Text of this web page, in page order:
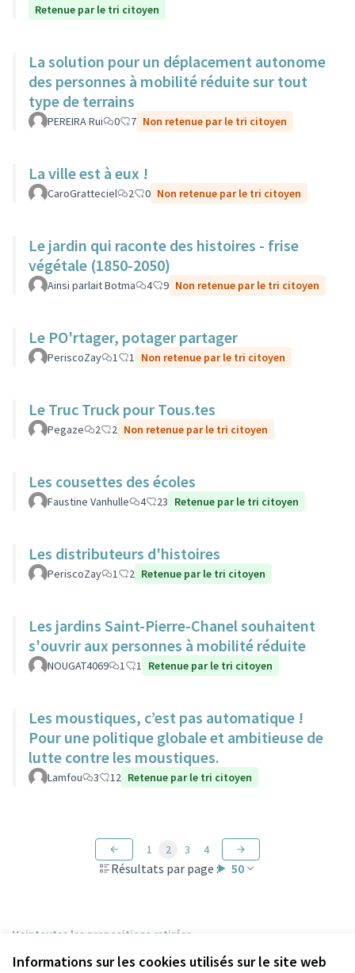
Informations sur les cookies utilisés sur le site web
Retenue par le tri citoyen
La solution pour un déplacement autonome
des personnes à mobilité réduite sur tout
type de terrains
PEREIRA Rui 0 7 Non retenue par le tri citoyen
La ville est à eux !
CaroGratteciel 2 0 Non retenue par le tri citoyen
Le jardin qui raconte des histoires - frise
végétale (1850-2050)
Ainsi parlait Botma 4 9 Non retenue par le tri citoyen
Le PO'rtager, potager partager
PeriscoZay 1 1 Non retenue par le tri citoyen
Le Truc Truck pour Tous.tes
Pegaze 2 2 Non retenue par le tri citoyen
Les cousettes des écoles
Faustine Vanhulle 4 23 Retenue par le tri citoyen
Les distributeurs d'histoires
PeriscoZay 1 2 Retenue par le tri citoyen
Les jardins Saint-Pierre-Chanel souhaitent
s'ouvrir aux personnes à mobilité réduite
NOUGAT4069 1 1 Retenue par le tri citoyen
Les moustiques, c’est pas automatique !
Pour une politique globale et ambitieuse de
lutte contre les moustiques.
Lamfou 3 12 Retenue par le tri citoyen
Résultats par page : 50
1 2 3 4
Voir toutes les propositions retirées